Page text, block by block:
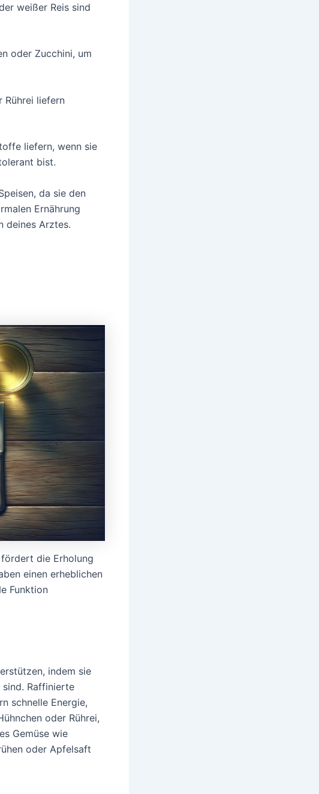
weißer Reis sind
oder Zucchini, um
Rührei liefern
liefern, wenn sie
bist.
da sie den
Ernährung
deines Arztes.
die Erholung
einen erheblichen
Funktion
indem sie
Raffinierte
schnelle Energie,
oder Rührei,
Gemüse wie
oder Apfelsaft